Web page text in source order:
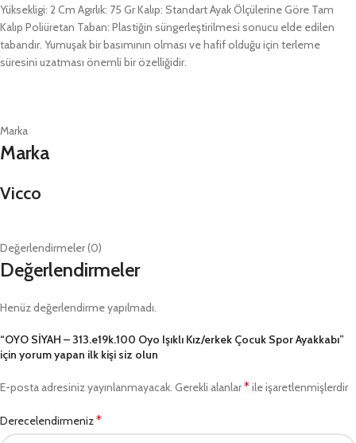
Yüksekligi: 2 Cm Agırlık: 75 Gr Kalıp: Standart Ayak Ölçülerine Göre Tam
Kalıp Poliüretan Taban: Plastiğin süngerleştirilmesi sonucu elde edilen
tabandır. Yumuşak bir basımının olması ve hafif olduğu için terleme
süresini uzatması önemli bir özelliğidir.
Marka
Marka
Vicco
Değerlendirmeler (0)
Değerlendirmeler
Henüz değerlendirme yapılmadı.
“OYO SİYAH – 313.e19k.100 Oyo Işıklı Kız/erkek Çocuk Spor Ayakkabı”
için yorum yapan ilk kişi siz olun
E-posta adresiniz yayınlanmayacak. Gerekli alanlar*ile işaretlenmişlerdir
Derecelendirmeniz*